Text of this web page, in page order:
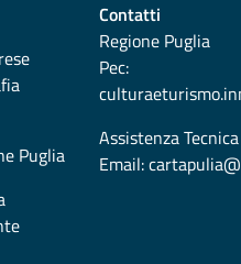
Puglia
Contatti
Regione Puglia
Pec:
Assistenza Tecnica
Email: